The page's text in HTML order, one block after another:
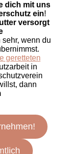
dich mit uns
ein!
versorgt
wenn du
geretteten
in
dann